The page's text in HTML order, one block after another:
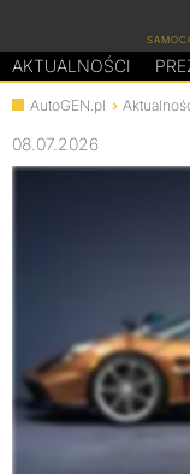
AKTUALNOŚCI
AutoGEN.pl
08.07.2026